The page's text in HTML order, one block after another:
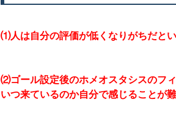
⑴人は自分の評価が低くなりがちだとい
⑵ゴール設定後のホメオスタシスのフィ
いつ来ているのか自分で感じることが